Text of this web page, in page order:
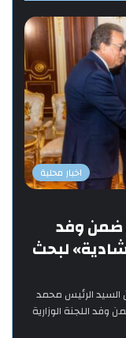
اخبار محلية
ضمن وفد
لبحث
السيد الرئيس محمد
اللجنة الوزارية